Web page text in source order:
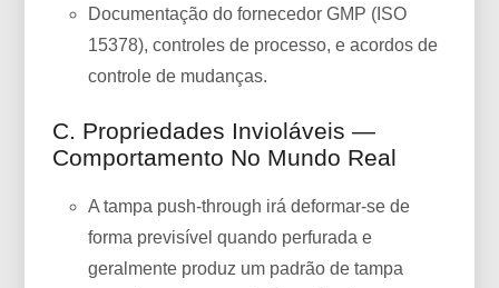
Documentação do fornecedor GMP (ISO
15378), controles de processo, e acordos de
controle de mudanças.
C. Propriedades Invioláveis ​​—
Comportamento No Mundo Real
A tampa push-through irá deformar-se de
forma previsível quando perfurada e
geralmente produz um padrão de tampa